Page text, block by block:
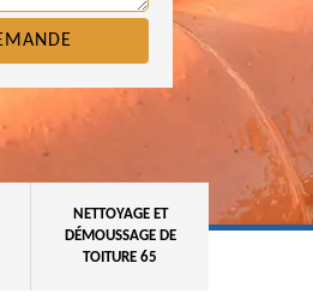
NETTOYAGE ET
DÉMOUSSAGE DE
TOITURE 65